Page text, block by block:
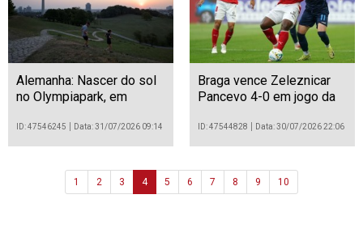
Alemanha: Nascer do sol
no Olympiapark, em
ID: 47546245 Data: 31/07/2026 09:14
Braga vence Zeleznicar
Pancevo 4-0 em jogo da
acesso à fase de liga da
Liga Conferência
ID: 47544828 Data: 30/07/2026 22:06
1 2 3 4 5 6 7 8 9 10